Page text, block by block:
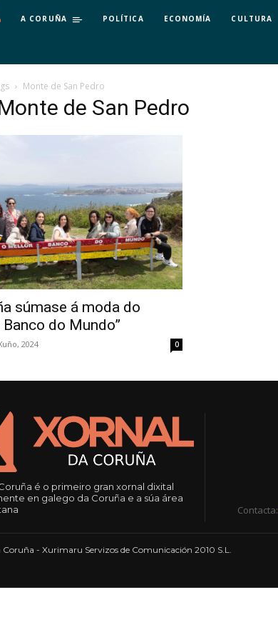
A CORUÑA POLÍTICA ECONOMÍA CULTURA
Monte de San Pedro
de San Pedro
súmase á moda do
do Mundo”
2024 0
é o primeiro gran xornal dixital
en galego da Coruña e a súa área
Contacta:
- Xurimaru Servizos de Comunicación 2010 S.L.